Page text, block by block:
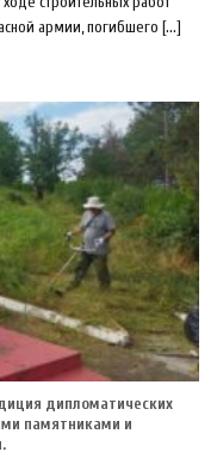
армии, погибшего [...]
дипломатических
памятниками и